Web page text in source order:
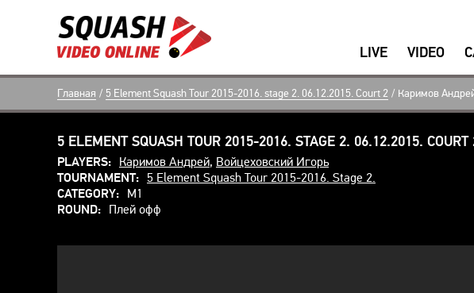
LIVE VIDEO
Главная / 5 Element Squash Tour 2015-2016. stage 2. 06.12.2015. Court 2 / Каримов
5 ELEMENT SQUASH TOUR 2015-2016. STAGE 2. 06.12.2015. COURT
PLAYERS: Каримов Андрей, Войцеховский Игорь
TOURNAMENT: 5 Element Squash Tour 2015-2016. Stage 2.
CATEGORY: M1
ROUND: Плей офф